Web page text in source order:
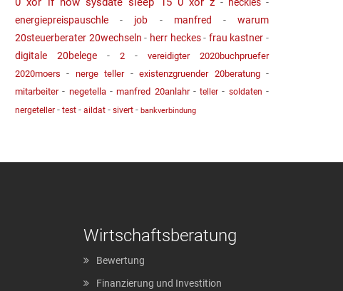
energiepreispauschle - job - manfred -warum
20steuerberater 20wechseln - herr heckes- frau kastner -
digitale 20belege - 2 - vereidigter 2020buchpruefer
2020moers - nerge teller-existenzgruender 20beratung-
mitarbeiter- negetella-manfred 20anlahr-teller - soldaten -
nergeteller - test - aildat - sivert - bankverbindung
Wirtschaftsberatung
Bewertung
Finanzierung und Investition